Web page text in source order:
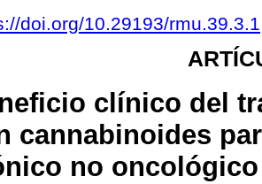
doi.org/10.29193/rmu.39.3.1
clínico del
cannabinoides
no oncológico